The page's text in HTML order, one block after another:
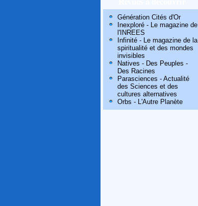
Génération Cités d'Or
Inexploré - Le magazine de
l'INREES
Infinité - Le magazine de la
spiritualité et des mondes
invisibles
Natives - Des Peuples -
Des Racines
Parasciences - Actualité
des Sciences et des
cultures alternatives
Orbs - L'Autre Planète